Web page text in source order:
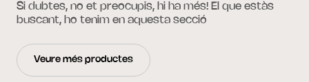
Si dubtes, no et preocupis, hi ha més! El que estàs
buscant, ho tenim en aquesta secció
Veure més productes